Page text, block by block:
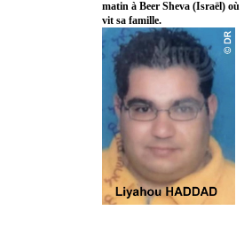
matin à Beer Sheva (Israël) où
vit sa famille.